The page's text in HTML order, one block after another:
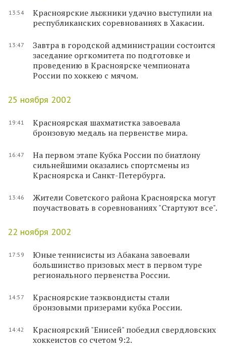
13:54
Красноярские лыжники удачно выступили на
республиканских соревнованиях в Хакасии.
13:47
Завтра в городской администрации состоится
заседание оргкомитета по подготовке и
проведению в Красноярске чемпионата
России по хоккею с мячом.
25 ноября 2002
19:41
Красноярская шахматистка завоевала
бронзовую медаль на первенстве мира.
16:47
На первом этапе Кубка России по биатлону
сильнейшими оказались спортсмены из
Красноярска и Санкт-Петербурга.
13:46
Жители Советского района Красноярска могут
поучаствовать в соревнованиях "Стартуют все".
22 ноября 2002
17:59
Юные теннисисты из Абакана завоевали
большинство призовых мест в первом туре
регионального первенства России.
14:57
Красноярские таэквондисты стали
бронзовыми призерами кубка России.
14:42
Красноярский "Енисей" победил свердловских
хоккеистов со счетом 9:2.